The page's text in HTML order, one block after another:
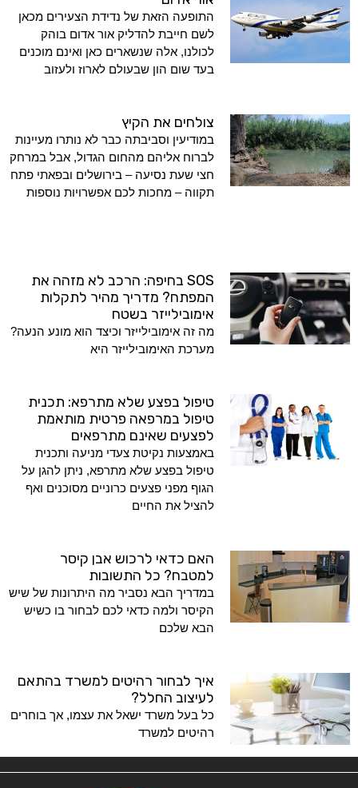
התופעה הזאת של נדידת הצעירים מכאן
לשם חייבת להדליק אור אדום בוהק
לכולנו, אלה שנשארים כאן ואינם מוכנים
בעד שום הון שבעולם לארוז ולעזוב
צולחים את הקיץ
במודיעין וסביבתה כבר לא נותרו מעיינות
לברוח אליהם מהחום הגדול, אבל במרחק
חצי שעת נסיעה – בירושלים ובפאתי פתח
תקווה – מחכות לכם אפשרויות נוספות
SOS בחיפה: הרכב לא מזהה את
המפתח? מדריך מהיר לתקלות
אימובילייזר בשטח
מה זה אימובילייזר וכיצד הוא מונע הנעה?
מערכת האימובילייזר היא
טיפול בפצע שלא מתרפא: תכנית
טיפול במרפאה פרטית מותאמת
לפצעים שאינם מתרפאים
באמצעות נקיטת צעדי מניעה ותכנית
טיפול בפצע שלא מתרפא, ניתן להגן על
הגוף מפני פצעים כרוניים מסוכנים ואף
להציל את החיים
האם כדאי לרכוש אבן קיסר
למטבח? כל התשובות
במדריך הבא נסביר מה היתרונות של שיש
הקיסר ולמה כדאי לכם לבחור בו כשיש
הבא שלכם
איך לבחור רהיטים למשרד בהתאם
לעיצוב החלל?
כל בעל משרד ישאל את עצמו, אך בוחרים
רהיטים למשרד